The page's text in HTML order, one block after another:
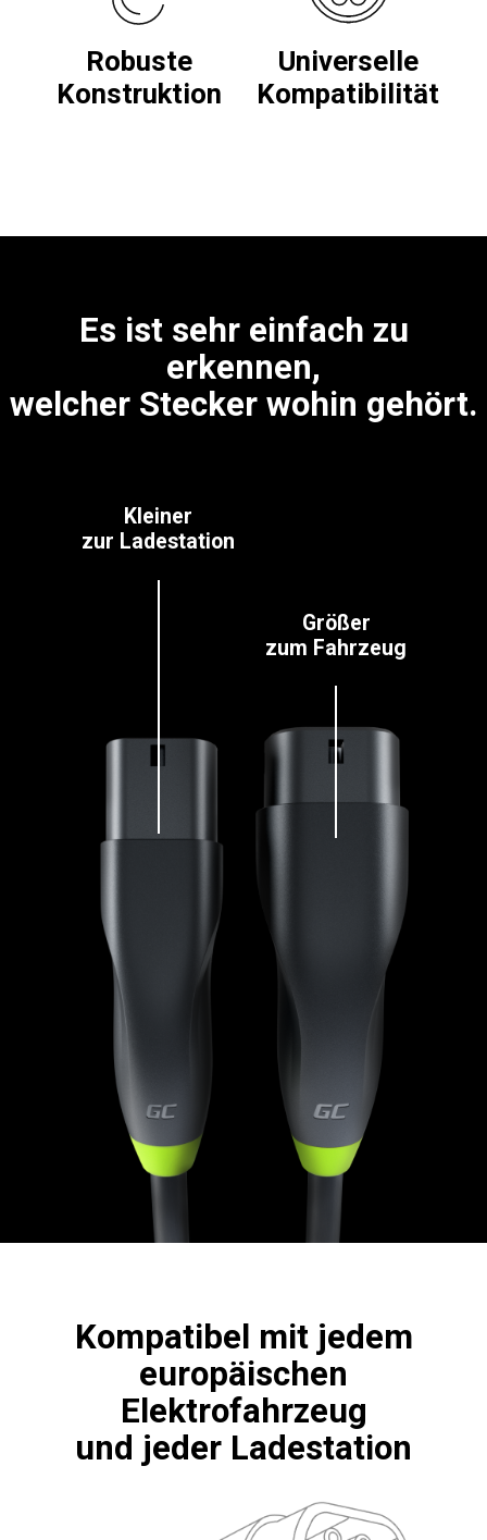
Robuste
Konstruktion
Universelle
Kompatibilität
Es ist sehr einfach zu
erkennen,
welcher Stecker wohin gehört.
Kleiner
zur Ladestation
Größer
zum Fahrzeug
Kompatibel mit jedem
europäischen
Elektrofahrzeug
und jeder Ladestation